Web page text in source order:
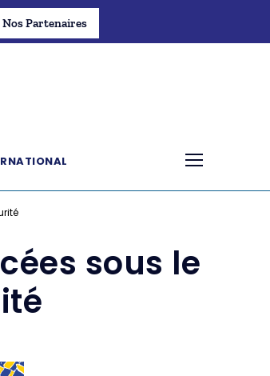
Nos Partenaires
sous le